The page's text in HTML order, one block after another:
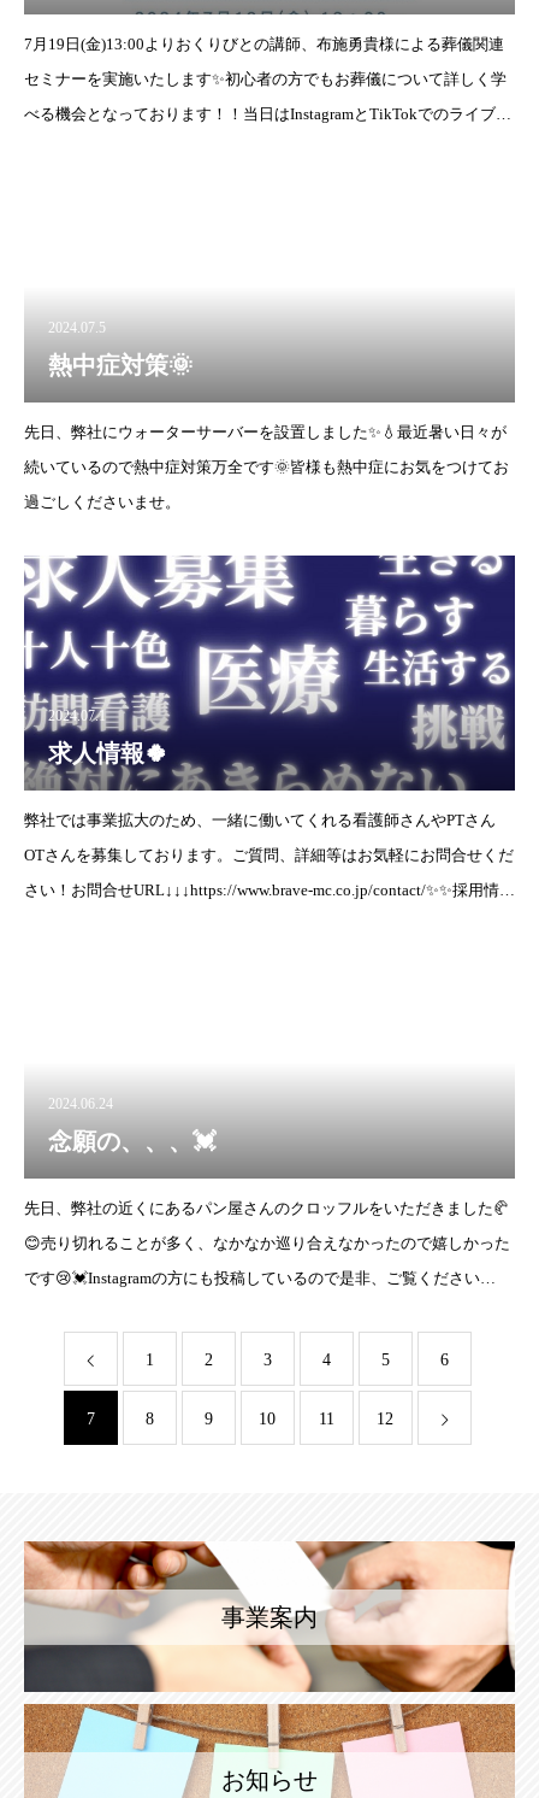
7月19日(金)13:00よりおくりびとの講師、布施勇貴様による葬儀関連
セミナーを実施いたします✨初心者の方でもお葬儀について詳しく学
べる機会となっております！！当日はInstagramとTikTokでのライブ配
2024.07.5
熱中症対策🌞
先日、弊社にウォーターサーバーを設置しました✨💧最近暑い日々が
続いているので熱中症対策万全です🌞皆様も熱中症にお気をつけてお
過ごしくださいませ。
2024.07.1
求人情報🍀
弊社では事業拡大のため、一緒に働いてくれる看護師さんやPTさん
OTさんを募集しております。ご質問、詳細等はお気軽にお問合せくだ
さい！お問合せURL↓↓↓https://www.brave-mc.co.jp/contact/✨✨採用情報
2024.06.24
念願の、、、💓
先日、弊社の近くにあるパン屋さんのクロッフルをいただきました🥐
😊売り切れることが多く、なかなか巡り合えなかったので嬉しかった
です😢💓Instagramの方にも投稿しているので是非、ご覧ください
1 2 3 4 5 6
7 8 9 10 11 12
事業案内
お知らせ